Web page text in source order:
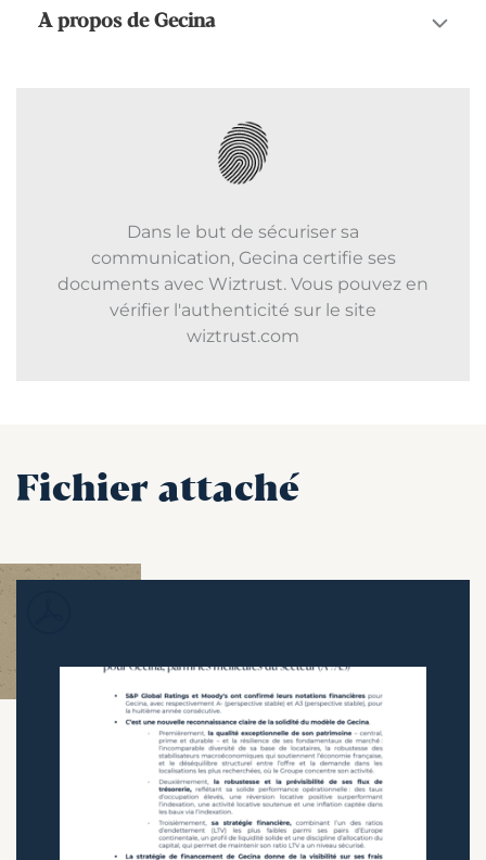
A propos de Gecina
Dans le but de sécuriser sa
communication, Gecina certifie ses
documents avec Wiztrust. Vous pouvez en
vérifier l'authenticité sur le site
wiztrust.com
Fichier attaché